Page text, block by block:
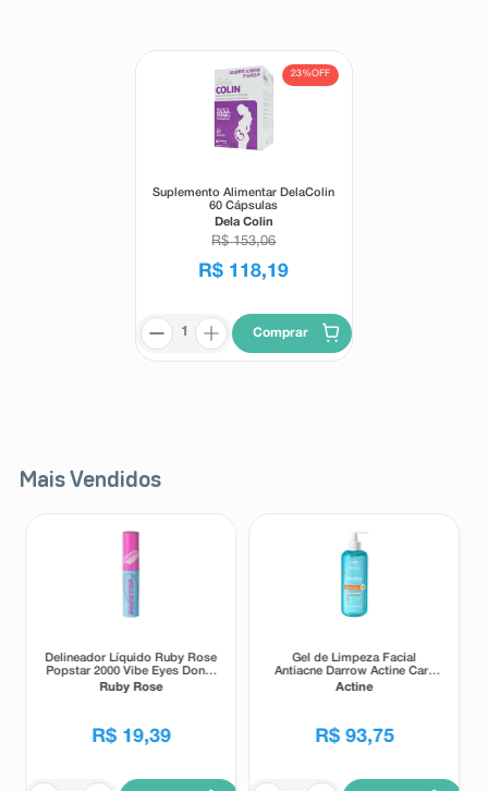
23%OFF
Suplemento Alimentar DelaColin
60 Cápsulas
Dela Colin
R$ 153,06
R$ 118,19
Comprar
Mais Vendidos
Delineador Líquido Ruby Rose
Popstar 2000 Vibe Eyes Don' t
Lie Preto 5,5g
Ruby Rose
R$ 19,39
Gel de Limpeza Facial
Antiacne Darrow Actine Care
Alta Tolerância 400g
Actine
R$ 93,75